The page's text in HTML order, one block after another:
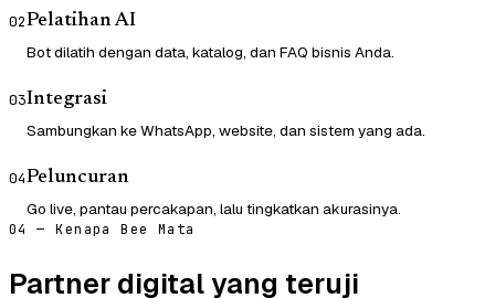
02Pelatihan AI
Bot dilatih dengan data, katalog, dan FAQ bisnis Anda.
03Integrasi
Sambungkan ke WhatsApp, website, dan sistem yang ada.
04Peluncuran
Go live, pantau percakapan, lalu tingkatkan akurasinya.
04 — Kenapa Bee Mata
Partner digital yang teruji